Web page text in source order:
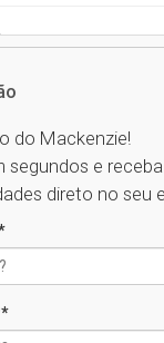
Nova
Universidade
realizará nova
das novas
do Mackenzie!
segundos e
direto no seu
*